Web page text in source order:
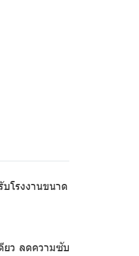
โรงงานขนาด
ยว ลดความซับ